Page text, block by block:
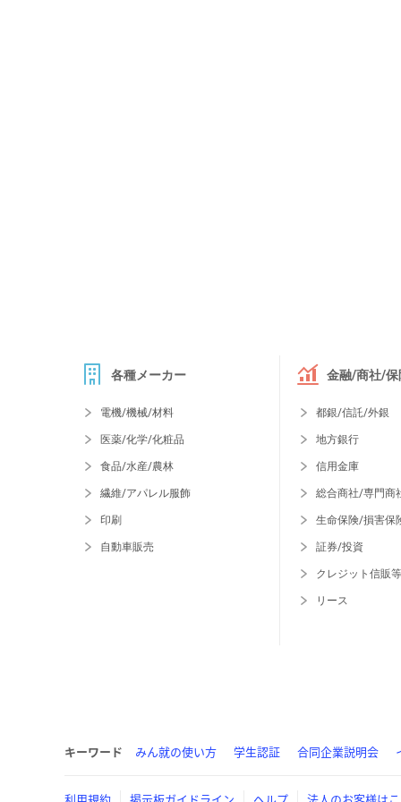
各種メーカー
電機/機械/材料
医薬/化学/化粧品
食品/水産/農林
繊維/アパレル服飾
印刷
自動車販売
金融/商社/保
都銀/信託/外銀
地方銀行
信用金庫
総合商社/専門商
生命保険/損害保
証券/投資
クレジット信販等
リース
キーワード みん就の使い方 学生認証 合同企業説明会